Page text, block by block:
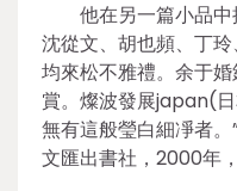
他在另一篇小品
沈從文、胡也頻、丁
均來松不雅禮。余于
賞。燦波發展japan(
無有這般瑩白細凈者。
文匯出書社，2000年